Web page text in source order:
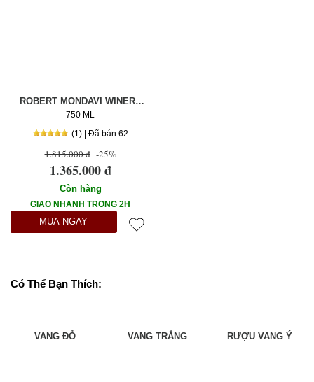
ROBERT MONDAVI WINERY
NAPA VALLEY CHARDONNAY
750 ML
(1) | Đã bán 62
1.815.000 đ -25%
1.365.000 đ
Còn hàng
GIAO NHANH TRONG 2H
MUA NGAY
Có Thể Bạn Thích:
VANG ĐỎ VANG TRẮNG RƯỢU VANG Ý